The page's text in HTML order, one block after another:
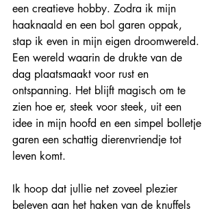
een creatieve hobby. Zodra ik mijn
haaknaald en een bol garen oppak,
stap ik even in mijn eigen droomwereld.
Een wereld waarin de drukte van de
dag plaatsmaakt voor rust en
ontspanning. Het blijft magisch om te
zien hoe er, steek voor steek, uit een
idee in mijn hoofd en een simpel bolletje
garen een schattig dierenvriendje tot
leven komt.
Ik hoop dat jullie net zoveel plezier
beleven aan het haken van de knuffels